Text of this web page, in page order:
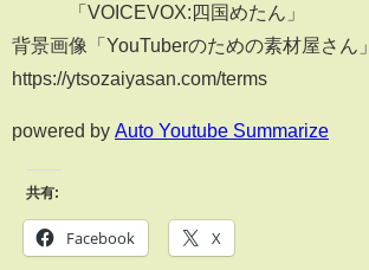
「VOICEVOX:四国めたん」
背景画像「YouTuberのための素材屋さん」
https://ytsozaiyasan.com/terms
powered by Auto Youtube Summarize
共有:
Facebook X